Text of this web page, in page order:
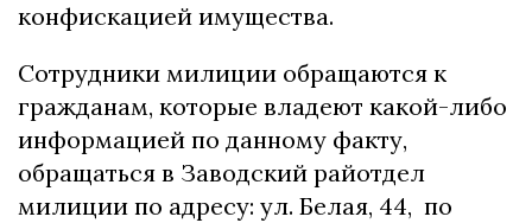
конфискацией имущества.
Сотрудники милиции обращаются к
гражданам, которые владеют какой-либо
информацией по данному факту,
обращаться в Заводский райотдел
милиции по адресу: ул. Белая, 44, по